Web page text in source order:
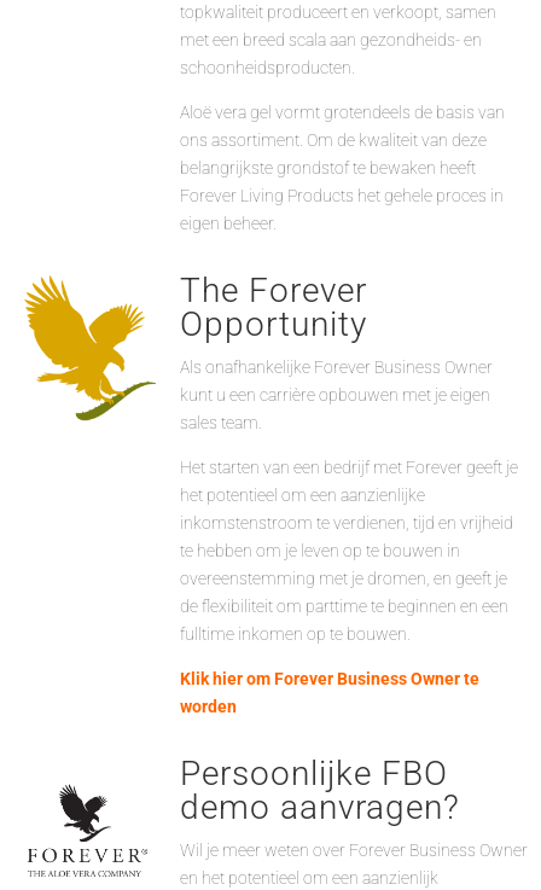
topkwaliteit produceert en verkoopt, samen
met een breed scala aan gezondheids- en
schoonheidsproducten.
Aloë vera gel vormt grotendeels de basis van
ons assortiment. Om de kwaliteit van deze
belangrijkste grondstof te bewaken heeft
Forever Living Products het gehele proces in
eigen beheer.
The Forever
Opportunity
Als onafhankelijke Forever Business Owner
kunt u een carrière opbouwen met je eigen
sales team.
Het starten van een bedrijf met Forever geeft je
het potentieel om een aanzienlijke
inkomstenstroom te verdienen, tijd en vrijheid
te hebben om je leven op te bouwen in
overeenstemming met je dromen, en geeft je
de flexibiliteit om parttime te beginnen en een
fulltime inkomen op te bouwen.
Klik hier om Forever Business Owner te
worden
Persoonlijke FBO
demo aanvragen?
Wil je meer weten over Forever Business Owner
en het potentieel om een aanzienlijk